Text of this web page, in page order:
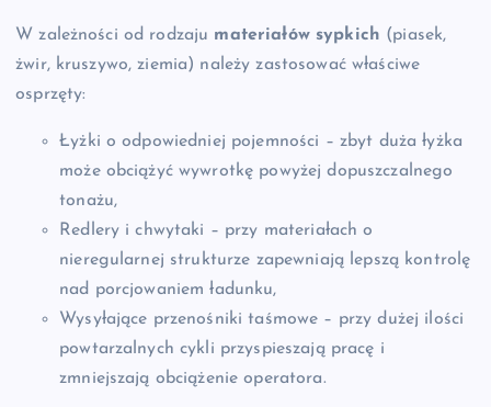
W zależności od rodzaju materiałów sypkich (piasek,
żwir, kruszywo, ziemia) należy zastosować właściwe
osprzęty:
Łyżki o odpowiedniej pojemności – zbyt duża łyżka
może obciążyć wywrotkę powyżej dopuszczalnego
tonażu,
Redlery i chwytaki – przy materiałach o
nieregularnej strukturze zapewniają lepszą kontrolę
nad porcjowaniem ładunku,
Wysyłające przenośniki taśmowe – przy dużej ilości
powtarzalnych cykli przyspieszają pracę i
zmniejszają obciążenie operatora.